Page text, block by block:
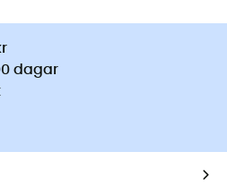
dagar